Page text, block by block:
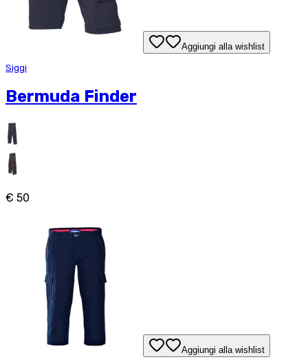
Aggiungi alla wishlist
Siggi
Bermuda Finder
€ 50
Aggiungi alla wishlist